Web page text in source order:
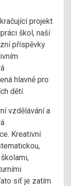
projekt
škol, naší
příspěvky
hlavně pro
dětí.
vzdělávání a
Kreativní
síť je zatím